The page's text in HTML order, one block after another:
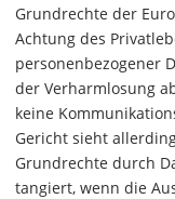
Grundrechte der
Achtung des
personenbezogener
der Verharmlosung
keine
Gericht sieht
Grundrechte durch
tangiert, wenn die